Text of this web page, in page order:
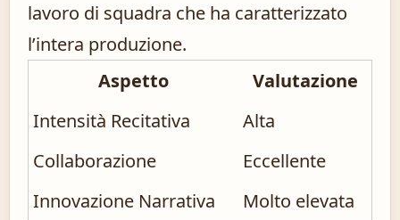
lavoro di squadra che ha caratterizzato
l’intera produzione.
Aspetto
Valutazione
Intensità Recitativa
Alta
Collaborazione
Eccellente
Innovazione Narrativa
Molto elevata